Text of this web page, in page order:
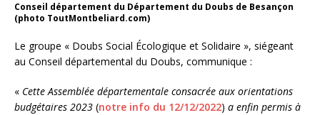
Conseil département du Département du Doubs de Besançon
(photo ToutMontbeliard.com)
Le groupe « Doubs Social Écologique et Solidaire », siégeant
au Conseil départemental du Doubs, communique :
« Cette Assemblée départementale consacrée aux orientations
budgétaires 2023 (notre info du 12/12/2022) a enfin permis à